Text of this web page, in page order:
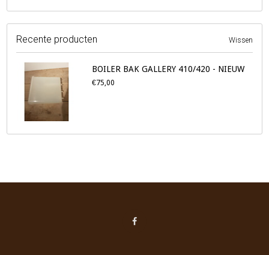
Recente producten Wissen
BOILER BAK GALLERY 410/420 - NIEUW
€75,00